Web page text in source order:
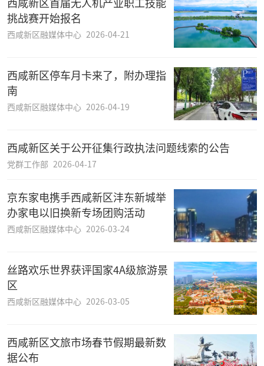
挑战赛开始报名
西咸新区融媒体中心 2026-04-21
西咸新区停车月卡来了，附办理指
南
西咸新区融媒体中心 2026-04-19
西咸新区关于公开征集行政执法问题线索的公告
党群工作部 2026-04-17
京东家电携手西咸新区沣东新城举
办家电以旧换新专场团购活动
西咸新区融媒体中心 2026-03-24
丝路欢乐世界获评国家4A级旅游景
区
西咸新区融媒体中心 2026-03-05
西咸新区文旅市场春节假期最新数
据公布